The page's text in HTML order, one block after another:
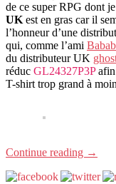
de ce super RPG dont
UK est en gras car il
l’honneur d’une
qui, comme l’ami
du distributeur UK
réduc GL24327P3Pafin
T-shirt trop grand à
Continue reading →